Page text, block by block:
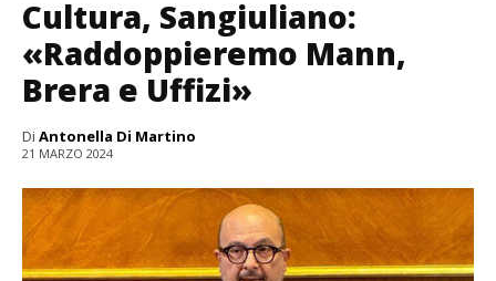
Cultura, Sangiuliano:
«Raddoppieremo Mann,
Brera e Uffizi»
Di Antonella Di Martino
21 MARZO 2024